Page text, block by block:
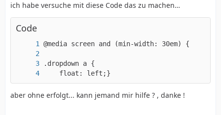
ich habe versuche mit diese Code das zu machen…
Code
    float: left;}
aber ohne erfolgt... kann jemand mir hilfe ? , danke !